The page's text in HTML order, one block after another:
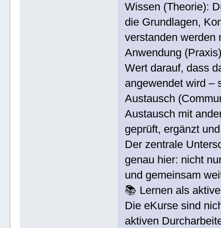
Wissen (Theorie):
die Grundlagen,
verstanden werden
Anwendung
Wert darauf, dass
angewendet wird –
Austausch
Austausch mit
geprüft, ergänzt
Der zentrale
genau hier: nicht
und gemeinsam
📚 Lernen als
Die eKurse sind
aktiven